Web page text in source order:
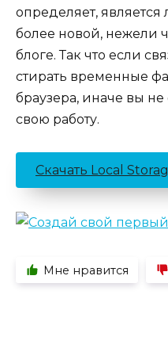
определяет,
более новой, нежели
блоге. Так что если
стирать временные
браузера, иначе вы
свою работу.
Скачать Local
Мне нравится